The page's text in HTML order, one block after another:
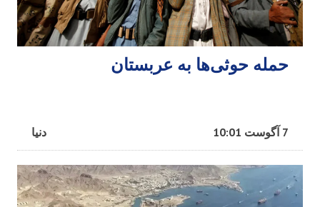
حمله حوثی‌ها به عربستان
دنیا 7 آگوست 10:01